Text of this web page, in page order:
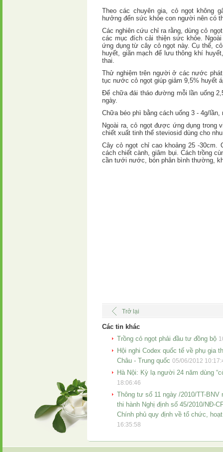
Theo các chuyên gia, cỏ ngọt không
hưởng đến sức khỏe con người nên có
Các nghiên cứu chỉ ra rằng, dùng cỏ
các mục đích cải thiện sức khỏe.
ứng dụng từ cây cỏ ngọt này. Cụ thể,
huyết, giãn mạch để lưu thông khí
thai.
Thử nghiệm trên người ở các nước
tục nước cỏ ngọt giúp giảm 9,5% huyết
Để chữa đái tháo đường mỗi lần uống
ngày.
Chữa béo phì bằng cách uống 3 - 4g/lần,
Ngoài ra, cỏ ngọt được ứng dụng trong
chiết xuất tinh thể steviosid dùng cho
Cây cỏ ngọt chỉ cao khoảng 25 -30cm.
cách chiết cành, giâm bụi. Cách trồng
cần tưới nước, bón phân bình thường,
Trở lại
Các tin khác
Trồng cỏ ngọt phải đầu tư đồng bộ
Hội nghi Codex quốc tế về phụ gia
Châu - Trung quốc 05/06/2012
Hà Nội: Kỳ lạ người 24 năm dùng
18:06:46
Thông tư số 11 ngày /2010/TT-
thi hành Nghị định số 45/2010/NĐ-
Chính phủ quy định về tổ chức,
16:35:58